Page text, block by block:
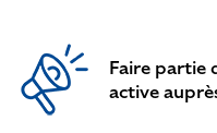
Faire partie
active